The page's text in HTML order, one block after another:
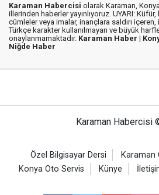
Karaman Habercisi olarak Karaman,
illerinden haberler yayınlıyoruz. UYARI:
cümleler veya imalar, inançlara saldırı içeren,
Türkçe karakter kullanılmayan ve büyük
onaylanmamaktadır. Karaman Haber |
Niğde Haber
Karaman Habercisi
Özel Bilgisayar Dersi
Karaman
Konya Oto Servis
Künye